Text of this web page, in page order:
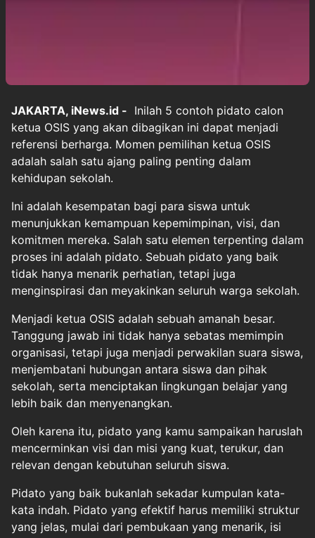
JAKARTA, iNews.id - Inilah 5 contoh pidato calon
ketua OSIS yang akan dibagikan ini dapat menjadi
referensi berharga. Momen pemilihan ketua OSIS
adalah salah satu ajang paling penting dalam
kehidupan sekolah.
Ini adalah kesempatan bagi para siswa untuk
menunjukkan kemampuan kepemimpinan, visi, dan
komitmen mereka. Salah satu elemen terpenting dalam
proses ini adalah pidato. Sebuah pidato yang baik
tidak hanya menarik perhatian, tetapi juga
menginspirasi dan meyakinkan seluruh warga sekolah.
Menjadi ketua OSIS adalah sebuah amanah besar.
Tanggung jawab ini tidak hanya sebatas memimpin
organisasi, tetapi juga menjadi perwakilan suara siswa,
menjembatani hubungan antara siswa dan pihak
sekolah, serta menciptakan lingkungan belajar yang
lebih baik dan menyenangkan.
Oleh karena itu, pidato yang kamu sampaikan haruslah
mencerminkan visi dan misi yang kuat, terukur, dan
relevan dengan kebutuhan seluruh siswa.
Pidato yang baik bukanlah sekadar kumpulan kata-
kata indah. Pidato yang efektif harus memiliki struktur
yang jelas, mulai dari pembukaan yang menarik, isi